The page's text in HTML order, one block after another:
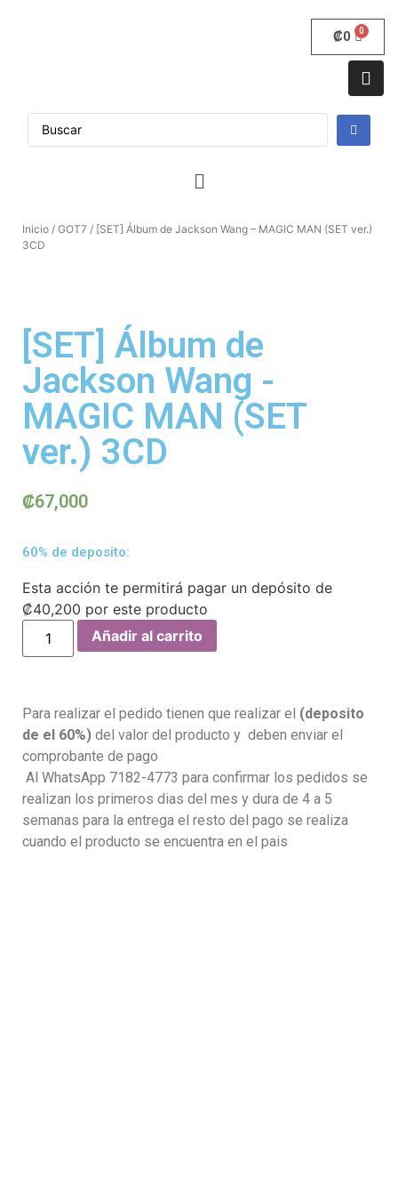
₡0
Inicio / GOT7 / [SET] Álbum de Jackson Wang – MAGIC MAN (SET ver.)
3CD
[SET] Álbum de
Jackson Wang -
MAGIC MAN (SET
ver.) 3CD
₡67,000
60% de deposito:
Esta acción te permitirá pagar un depósito de
₡40,200 por este producto
Añadir al carrito
Para realizar el pedido tienen que realizar el (deposito
de el 60%) del valor del producto y deben enviar el
comprobante de pago
Al WhatsApp 7182-4773 para confirmar los pedidos se
realizan los primeros dias del mes y dura de 4 a 5
semanas para la entrega el resto del pago se realiza
cuando el producto se encuentra en el pais